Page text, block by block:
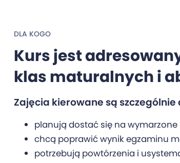
DLA KOGO
Kurs jest
klas maturalnych i
Zajęcia kierowane są szczególnie
planują dostać się na wymarzone
chcą poprawić wynik egzaminu
potrzebują powtórzenia i